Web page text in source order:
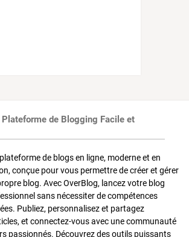
de Blogging Facile et
de blogs en ligne, moderne et en
conçue pour vous permettre de créer et gérer
blog. Avec OverBlog, lancez votre blog
sans nécessiter de compétences
Publiez, personnalisez et partagez
et connectez-vous avec une communauté
passionnés. Découvrez des outils puissants